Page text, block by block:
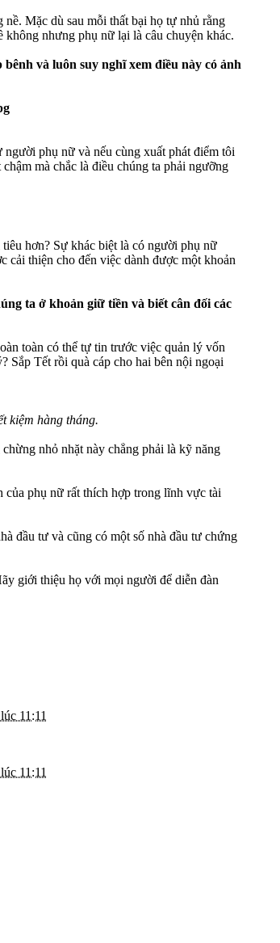
Mặc dù sau mỗi thất bại họ tự nhủ rằng
không nhưng phụ nữ lại là câu chuyện khác.
và luôn suy nghĩ xem điều này có ảnh
phụ nữ và nếu cùng xuất phát điểm tôi
mà chắc là điều chúng ta phải ngưỡng
hơn? Sự khác biệt là có người phụ nữ
cải thiện cho đến việc dành được một khoản
ta ở khoản giữ tiền và biết cân đối các
toàn có thể tự tin trước việc quản lý vốn
Sắp Tết rồi quà cáp cho hai bên nội ngoại
kiệm hàng tháng.
nhỏ nhặt này chẳng phải là kỹ năng
của phụ nữ rất thích hợp trong lĩnh vực tài
đầu tư và cũng có một số nhà đầu tư chứng
giới thiệu họ với mọi người để diễn đàn
11:11
11:11